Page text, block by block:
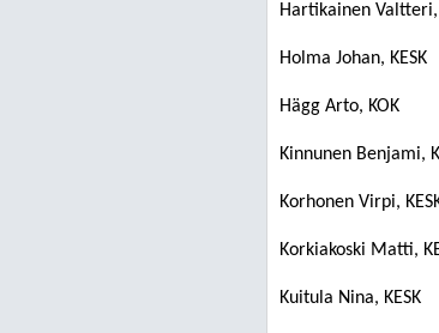
Hartikainen Valtteri,
Holma Johan, KESK
Hägg Arto, KOK
Kinnunen Benjami,
Korhonen Virpi,
Korkiakoski Matti,
Kuitula Nina, KESK